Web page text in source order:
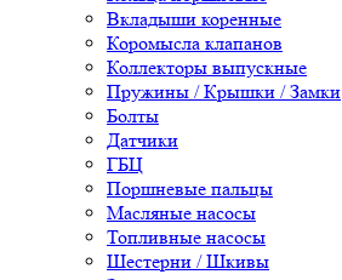
Вкладыши коренные
Коромысла клапанов
Коллекторы выпускные
Пружины / Крышки / Замки
Болты
Датчики
ГБЦ
Поршневые пальцы
Масляные насосы
Топливные насосы
Шестерни / Шкивы